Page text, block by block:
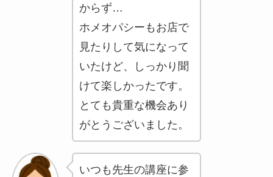
からず…
ホメオパシーもお店で
見たりして気になって
いたけど、しっかり聞
けて楽しかったです。
とても貴重な機会あり
がとうございました。
いつも先生の講座に参